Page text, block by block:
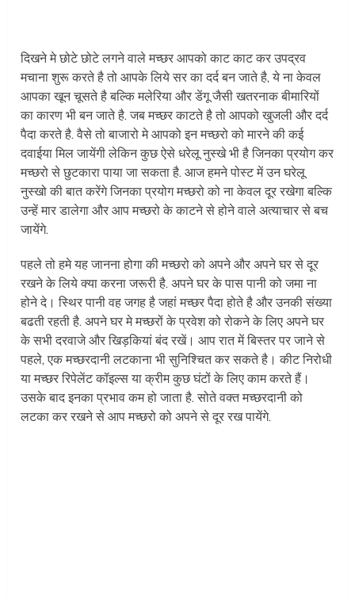
दिखने मे छोटे छोटे लगने वाले मच्छर आपको काट काट कर उपद्रव
मचाना शुरू करते है तो आपके लिये सर का दर्द बन जाते है, ये ना केवल
आपका खून चूसते है बल्कि मलेरिया और डेंगू जैसी खतरनाक बीमारियों
का कारण भी बन जाते है. जब मच्छर काटते है तो आपको खुजली और दर्द
पैदा करते है. वैसे तो बाजारो मे आपको इन मच्छरो को मारने की कई
दवाईया मिल जायेंगी लेकिन कुछ ऐसे धरेलू नुस्खे भी है जिनका प्रयोग कर
मच्छरो से छुटकारा पाया जा सकता है. आज हमने पोस्ट में उन घरेलू
नुस्खो की बात करेंगे जिनका प्रयोग मच्छरो को ना केवल दूर रखेगा बल्कि
उन्हें मार डालेगा और आप मच्छरो के काटने से होने वाले अत्याचार से बच
जायेंगे.
पहले तो हमे यह जानना होगा की मच्छरो को अपने और अपने घर से दूर
रखने के लिये क्या करना जरूरी है. अपने घर के पास पानी को जमा ना
होने दे। स्थिर पानी वह जगह है जहां मच्छर पैदा होते है और उनकी संख्या
बढती रहती है. अपने घर मे मच्छरों के प्रवेश को रोकने के लिए अपने घर
के सभी दरवाजे और खिड़कियां बंद रखें। आप रात में बिस्तर पर जाने से
पहले, एक मच्छरदानी लटकाना भी सुनिश्चित कर सकते है। कीट निरोधी
या मच्छर रिपेलेंट कॉइल्स या क्रीम कुछ घंटों के लिए काम करते हैं।
उसके बाद इनका प्रभाव कम हो जाता है. सोते वक्त मच्छरदानी को
लटका कर रखने से आप मच्छरो को अपने से दूर रख पायेंगे.